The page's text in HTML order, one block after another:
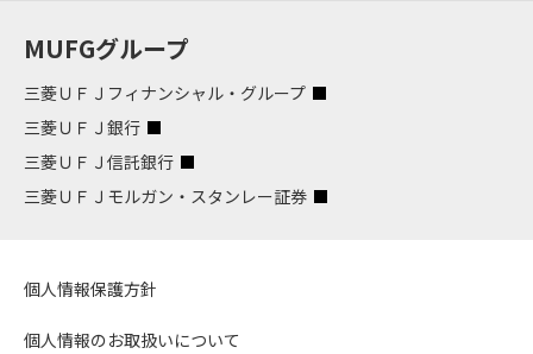
MUFGグループ
三菱ＵＦＪフィナンシャル・グループ
三菱ＵＦＪ銀行
三菱ＵＦＪ信託銀行
三菱ＵＦＪモルガン・スタンレー証券
個人情報保護方針
個人情報のお取扱いについて